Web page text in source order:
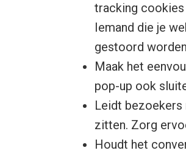
tracking
Iemand die je
gestoord
Maak het
pop-up ook
Leidt bezoekers
zitten. Zorg
Houdt het